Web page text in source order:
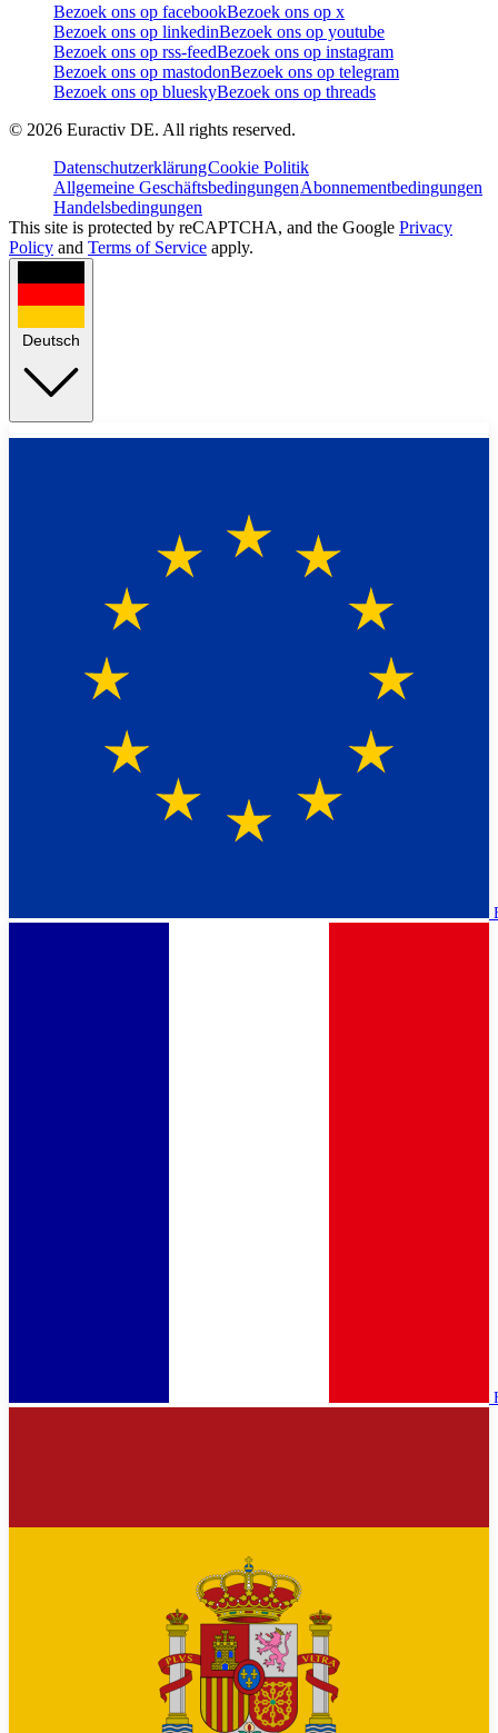
Bezoek ons op facebookBezoek ons op x
Bezoek ons op linkedinBezoek ons op youtube
Bezoek ons op rss-feedBezoek ons op instagram
Bezoek ons op mastodonBezoek ons op telegram
Bezoek ons op blueskyBezoek ons op threads
© 2026 Euractiv DE. All rights reserved.
DatenschutzerklärungCookie Politik
Allgemeine GeschäftsbedingungenAbonnementbedingungen
Handelsbedingungen
This site is protected by reCAPTCHA, and the Google Privacy
Policy and Terms of Service apply.
Deutsch